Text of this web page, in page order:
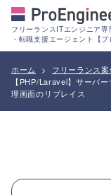
フリーランスITエンジニア専
・転職支援エージェント【プ
ホーム > フリーランス案
【PHP/Laravel】サーバ
理画面のリプレイス